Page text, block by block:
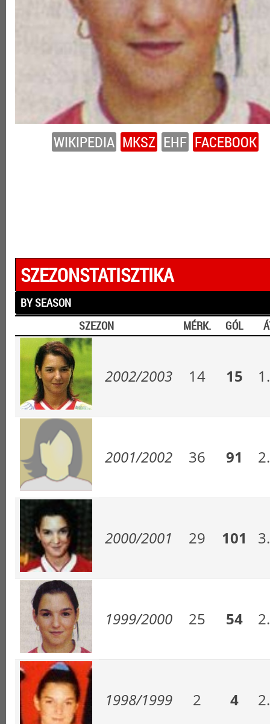
WIKIPEDIA MKSZ EHF FACEBOOK
SZEZONSTATISZTIKA
BY SEASON
SZEZON
MÉRK. GÓL
2002/2003 14 15
2001/2002 36 91
2000/2001 29 101
1999/2000 25 54
1998/1999 2 4